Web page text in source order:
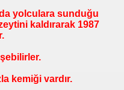
yolculara sunduğu
kaldırarak 1987
kemiği vardır.